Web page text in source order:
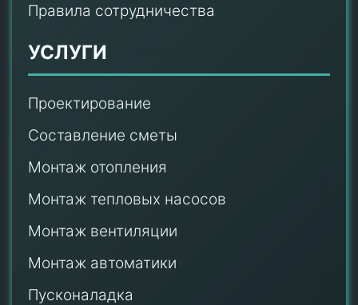
Правила сотрудничества
УСЛУГИ
Проектирование
Составление сметы
Монтаж отопления
Монтаж тепловых насосов
Монтаж вентиляции
Монтаж автоматики
Пусконаладка